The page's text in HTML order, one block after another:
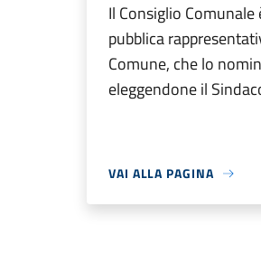
Il Consiglio Comunale
pubblica
Comune, che lo
eleggendone il
VAI ALLA PAGINA